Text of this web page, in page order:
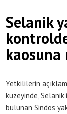
Selanik
kaosuna
Yetkililerin
kuzeyinde,
bulunan Sindos